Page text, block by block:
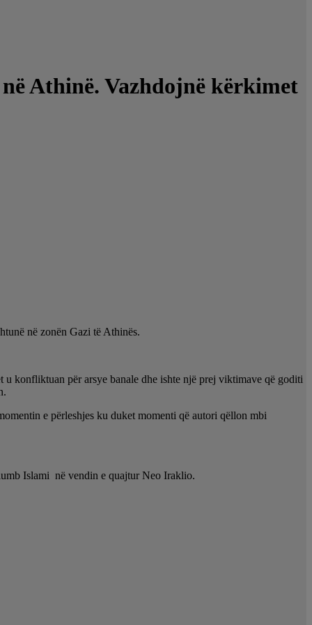
Athinë. Vazhdojnë kërkimet
në zonën Gazi të Athinës.
u konfliktuan për arsye banale dhe ishte një prej viktimave që goditi
e përleshjes ku duket momenti që autori qëllon mbi
Islami në vendin e quajtur Neo Iraklio.